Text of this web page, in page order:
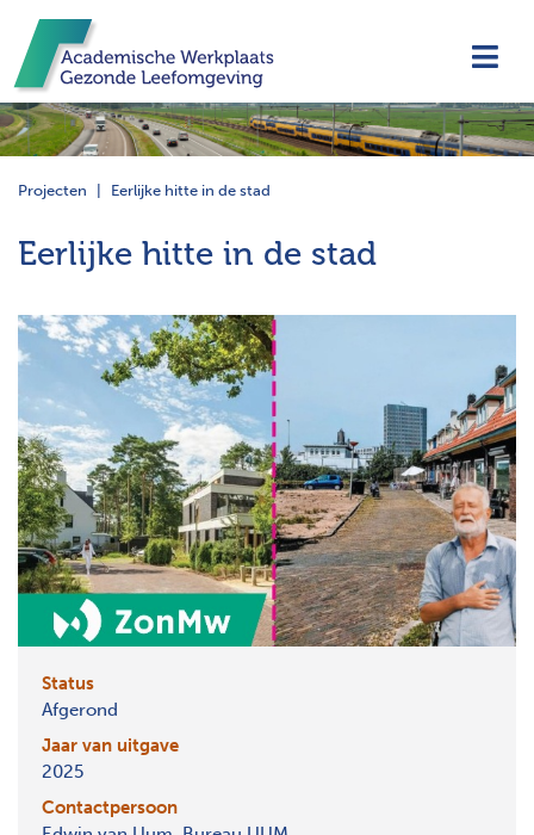
Projecten Eerlijke hitte in de stad
Eerlijke hitte in de stad
Status
Afgerond
Jaar van uitgave
2025
Contactpersoon